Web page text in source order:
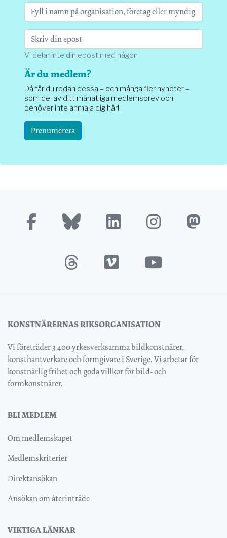
Vi delar inte din epost med någon
Är du medlem?
Då får du redan dessa – och många fler nyheter –
som del av ditt månatliga medlemsbrev och
behöver inte anmäla dig här!
Prenumerera
KONSTNÄRERNAS RIKSORGANISATION
Vi företräder 3 400 yrkesverksamma bildkonstnärer,
konsthantverkare och formgivare i Sverige. Vi arbetar för
konstnärlig frihet och goda villkor för bild- och
formkonstnärer.
BLI MEDLEM
Om medlemskapet
Medlemskriterier
Direktansökan
Ansökan om återinträde
VIKTIGA LÄNKAR